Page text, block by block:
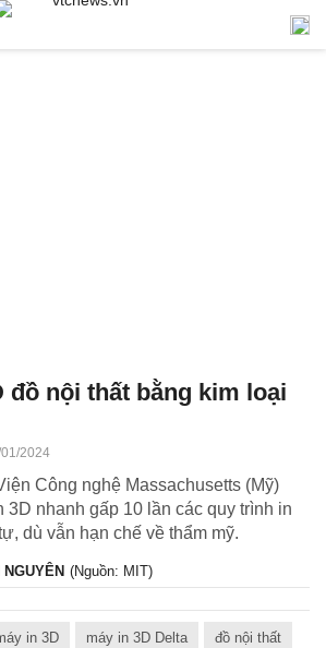
đồ nội thất bằng kim loại
2024
Công nghệ Massachusetts (Mỹ)
3D nhanh gấp 10 lần các quy trình in
dù vẫn hạn chế về thẩm mỹ.
(Nguồn: MIT)
in 3D máy in 3D Delta đồ nội thất